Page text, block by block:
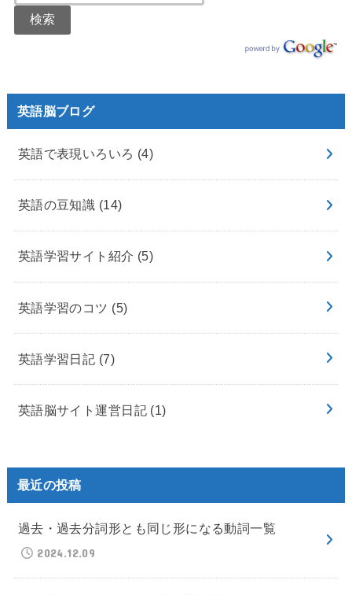
英語脳ブログ
英語で表現いろいろ (4)
英語の豆知識 (14)
英語学習サイト紹介 (5)
英語学習のコツ (5)
英語学習日記 (7)
英語脳サイト運営日記 (1)
最近の投稿
過去・過去分詞形とも同じ形になる動詞一覧
2024.12.09